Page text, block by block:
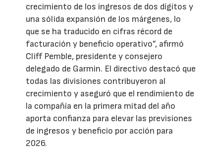
crecimiento de los ingresos de dos dígitos y
una sólida expansión de los márgenes, lo
que se ha traducido en cifras récord de
facturación y beneficio operativo”, afirmó
Cliff Pemble, presidente y consejero
delegado de Garmin. El directivo destacó que
todas las divisiones contribuyeron al
crecimiento y aseguró que el rendimiento de
la compañía en la primera mitad del año
aporta confianza para elevar las previsiones
de ingresos y beneficio por acción para
2026.